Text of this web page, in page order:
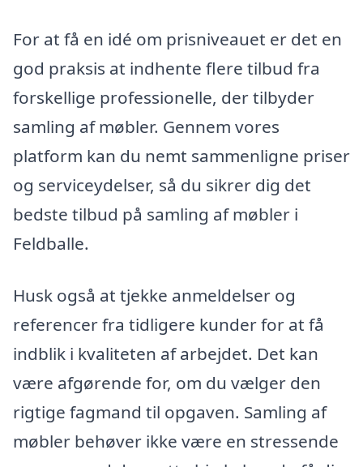
For at få en idé om prisniveauet er det en
god praksis at indhente flere tilbud fra
forskellige professionelle, der tilbyder
samling af møbler. Gennem vores
platform kan du nemt sammenligne priser
og serviceydelser, så du sikrer dig det
bedste tilbud på samling af møbler i
Feldballe.
Husk også at tjekke anmeldelser og
referencer fra tidligere kunder for at få
indblik i kvaliteten af arbejdet. Det kan
være afgørende for, om du vælger den
rigtige fagmand til opgaven. Samling af
møbler behøver ikke være en stressende